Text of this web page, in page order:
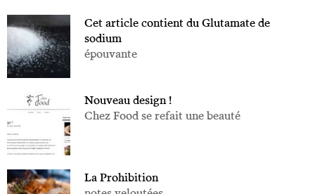
Cet article contient du Glutamate de
sodium
épouvante
Nouveau design !
Chez Food se refait une beauté
La Prohibition